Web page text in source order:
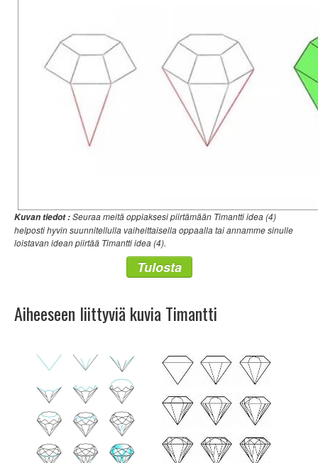
Kuvan tiedot :Seuraa meitä oppiaksesi piirtämään Timantti idea (4)
helposti hyvin suunnitellulla vaiheittaisella oppaalla tai annamme sinulle
loistavan idean piirtää Timantti idea (4).
Tulosta
Aiheeseen liittyviä kuvia Timantti